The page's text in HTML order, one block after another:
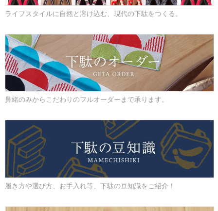
ライフスタイルに自然と溶け込む、現代の下駄をつくる。
鼻緒のみからこだわりのフルオーダーまで承ります。
履き方や選び方、お手入れ等、下駄の豆知識をご紹介！